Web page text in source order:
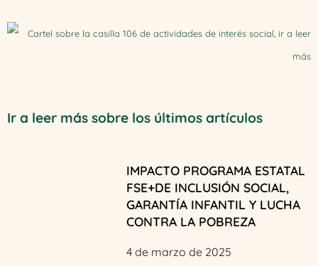
Ir a leer más sobre los últimos artículos
IMPACTO PROGRAMA ESTATAL
FSE+DE INCLUSIÓN SOCIAL,
GARANTÍA INFANTIL Y LUCHA
CONTRA LA POBREZA
4 de marzo de 2025